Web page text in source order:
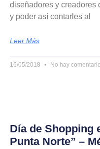
diseñadores y creadores
y poder así contarles al
Leer Más
16/05/2018 No hay
Día de Shopping
Punta Norte” –